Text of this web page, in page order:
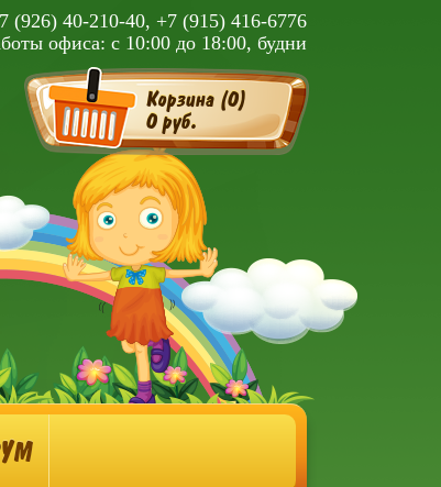
(926) 40-210-40, +7 (915) 416-6776
офиса: с 10:00 до 18:00, будни
Корзина (0)
0 руб.